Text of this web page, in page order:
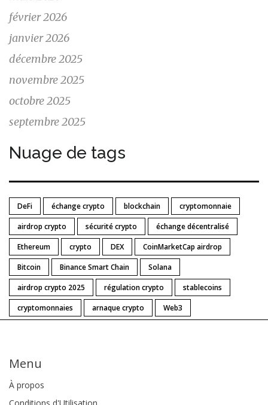
février 2026
janvier 2026
décembre 2025
novembre 2025
octobre 2025
septembre 2025
Nuage de tags
DeFi échange crypto blockchain
cryptomonnaie
airdrop crypto
sécurité crypto
échange décentralisé
Ethereum
crypto DEX
CoinMarketCap airdrop
Bitcoin
Binance Smart Chain
Solana
airdrop crypto 2025
régulation crypto
stablecoins
cryptomonnaies
arnaque crypto Web3
Menu
À propos